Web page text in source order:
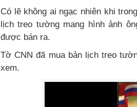
Có lẽ không ai ngạc nhiên khi
lịch treo tường mang hình ảnh
được bán ra.
Tờ CNN đã mua bản lịch treo
xem.